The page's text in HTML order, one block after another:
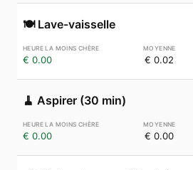
🍽️ Lave-vaisselle
€ 0.00 € 0.02
🧹 Aspirer (30 min)
€ 0.00 € 0.00